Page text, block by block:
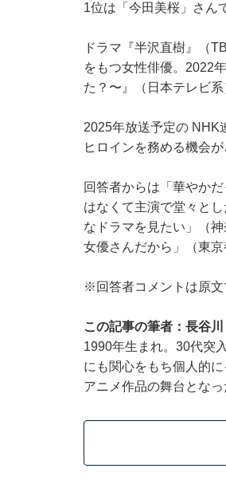
1位は「今田美桜」さん
ドラマ『半沢直樹』（
をもつ女性俳優。2022
た？〜』（日本テレビ
2025年放送予定の NHK
ヒロインを務める機会
回答者からは「華やか
はなくて主演で堂々と
なドラマを見たい」（
女優さんだから」（東
※回答者コメントは原文
この記事の筆者：長谷川
1990年生まれ。30代突
にも関心をもち個人的
アニメ作品の舞台とな